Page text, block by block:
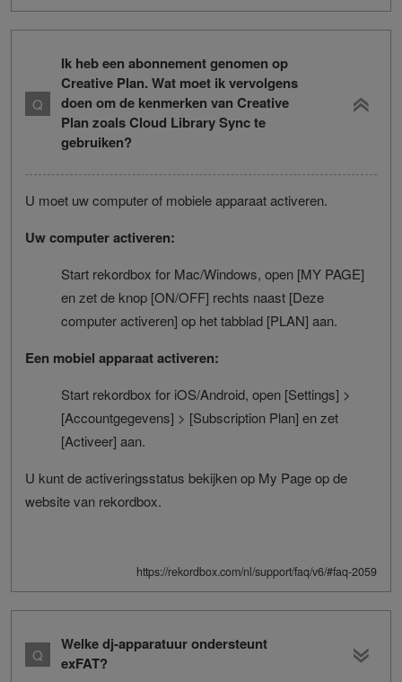
Ik heb een abonnement genomen op
Creative Plan. Wat moet ik vervolgens
doen om de kenmerken van Creative
Plan zoals Cloud Library Sync te
gebruiken?
U moet uw computer of mobiele apparaat activeren.
Uw computer activeren:
Start rekordbox for Mac/Windows, open [MY PAGE]
en zet de knop [ON/OFF] rechts naast [Deze
computer activeren] op het tabblad [PLAN] aan.
Een mobiel apparaat activeren:
Start rekordbox for iOS/Android, open [Settings] >
[Accountgegevens] > [Subscription Plan] en zet
[Activeer] aan.
U kunt de activeringsstatus bekijken op My Page op de
website van rekordbox.
https://rekordbox.com/nl/support/faq/v6/#faq-2059
Welke dj-apparatuur ondersteunt
exFAT?